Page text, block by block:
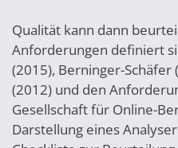
Qualität kann dann
Anforderungen definiert
(2015), Berninger-Schäfer
(2012) und den
Gesellschaft für Online-
Darstellung eines